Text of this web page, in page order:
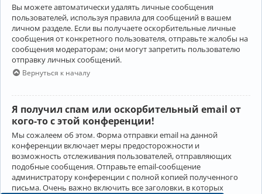
Вы можете автоматически удалять личные сообщения
пользователей, используя правила для сообщений в вашем
личном разделе. Если вы получаете оскорбительные личные
сообщения от конкретного пользователя, отправьте жалобы на
сообщения модераторам; они могут запретить пользователю
отправку личных сообщений.
Вернуться к началу
Я получил спам или оскорбительный email от
кого-то с этой конференции!
Мы сожалеем об этом. Форма отправки email на данной
конференции включает меры предосторожности и
возможность отслеживания пользователей, отправляющих
подобные сообщения. Отправьте email-сообщение
администратору конференции с полной копией полученного
письма. Очень важно включить все заголовки, в которых